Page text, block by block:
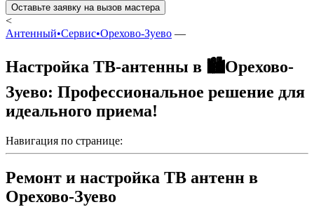
Оставьте заявку на вызов мастера
<
Антенный•Сервис•Орехово-Зуево —
Настройка ТВ-антенны в 🏙️Орехово-
Зуево: Профессиональное решение для
идеального приема!
Навигация по странице:
Ремонт и настройка ТВ антенн в
Орехово-Зуево